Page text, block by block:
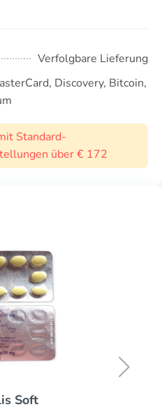
Verfolgbare Lieferung
Discovery, Bitcoin,
Standard-
über € 172
Soft